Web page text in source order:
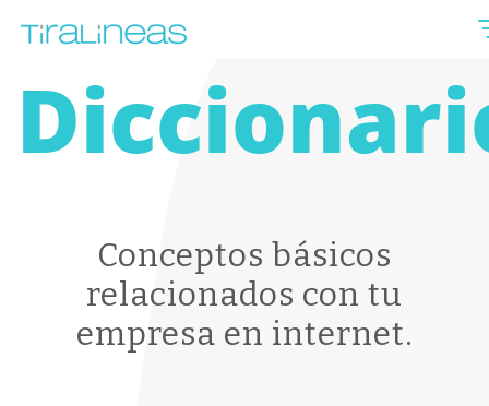
Conceptos básicos
relacionados con tu
empresa en internet.